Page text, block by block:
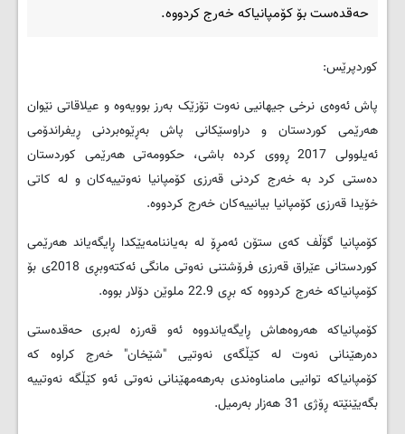
حەقدەست بۆ کۆمپانیاکە خەرج کردووە.
کوردپرێس:
پاش ئەوەی نرخی جیهانیی نەوت تۆزێک بەرز بوویەوە و عیلاقاتی نێوان
هەرێمی کوردستان و دراوسێکانی پاش بەڕێوەبردنی ڕیفراندۆمی
ئەیلوولی 2017 ڕووی کردە باشی، حکوومەتی هەرێمی کوردستان
دەستی کرد بە خەرج کردنی قەرزی کۆمپانیا نەوتییەکان و لە کاتی
خۆیدا قەرزی کۆمپانیا بیانییەکان خەرج کردووە.
کۆمپانیا گۆڵف کەی ستۆن ئەمڕۆ لە بەیاننامەیێکدا ڕایگەیاند هەرێمی
کوردستانی عێراق قەرزی فرۆشتنی نەوتی مانگی ئەکتەوبڕی 2018ی بۆ
کۆمپانیاکە خەرج کردووە کە بڕی 22.9 ملوێن دۆلار بووە.
کۆمپانیاکە هەروەهاش ڕایگەیاندووە ئەو قەرزە لەبری حەقدەستی
دەرهێنانی نەوت لە کێڵگەی نەوتیی "شێخان" خەرج کراوە کە
کۆمپانیاکە توانیی مامناوەندی بەرهەمهێنانی نەوتی ئەو کێڵگە نەوتییە
بگەیێنێتە ڕۆژی 31 هەزار بەرمیل.